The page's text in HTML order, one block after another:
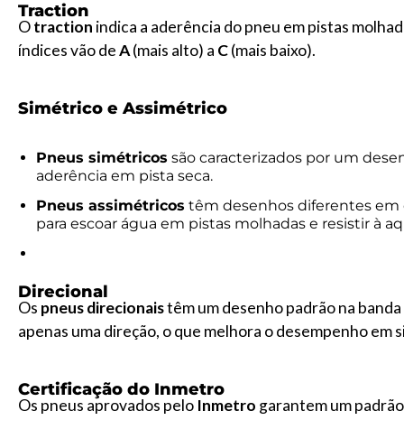
Traction
Otraction indica a aderência do pneu em pistas
índices vão deA(mais alto) a C(mais baixo).
Simétrico e Assimétrico
Pneus simétricos são caracterizados por um
aderência em pista seca.
Pneus assimétricos têm desenhos diferentes em
para escoar água em pistas molhadas e resistir à
Direcional
Os pneus direcionaistêm um desenho padrão na
apenas uma direção, o que melhora o desempenho em
Certificação do Inmetro
Os pneus aprovados pelo Inmetro garantem um